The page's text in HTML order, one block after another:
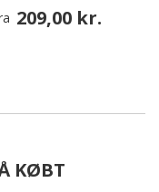
209,00 kr.
KØBT